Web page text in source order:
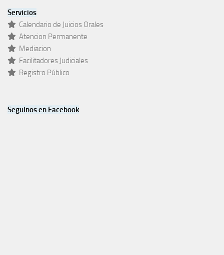
Servicios
Calendario de Juicios Orales
Atencion Permanente
Mediacion
Facilitadores Judiciales
Registro Público
Seguinos en Facebook